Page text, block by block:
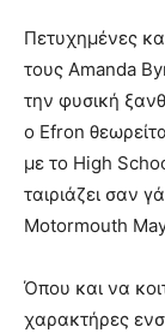
Πετυχημένες
τους Amanda
την φυσική
ο Efron
με το High
ταιριάζει σαν
Motormouth
Όπου και να
χαρακτήρες